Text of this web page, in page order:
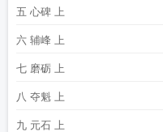
五 心碑 上
六 辅峰 上
七 磨砺 上
八 夺魁 上
九 元石 上